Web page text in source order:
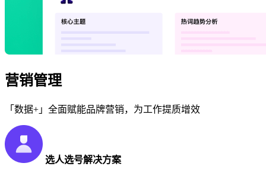
营销管理
「数据+」全面赋能品牌营销，为工作提质增效
选人选号解决方案